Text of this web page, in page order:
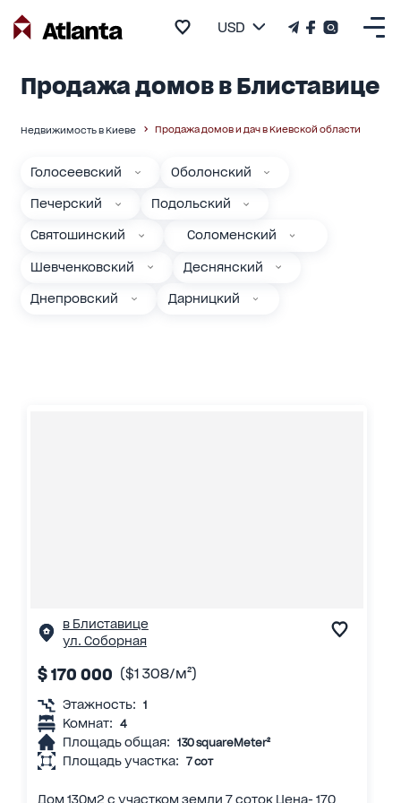
USD
Продажа домов в Блиставице
Недвижимость в Киеве Продажа домов и дач в Киевской области
Голосеевский Оболонский
Печерский Подольский
Святошинский Соломенский
Шевченковский Деснянский
Днепровский Дарницкий
в Блиставице
ул. Соборная
$ 170 000 ($1 308/м²)
Этажность: 1
Комнат: 4
Площадь общая: 130 squareMeter²
Площадь участка: 7 сот
Дом 130м2 с участком земли 7 соток Цена- 170